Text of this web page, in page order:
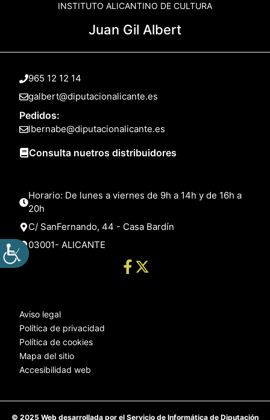
INSTITUTO ALICANTINO DE CULTURA
Juan Gil Albert
965 12 12 14
galbert@diputacionalicante.es
Pedidos:
lbernabe@diputacionalicante.es
Consulta nuetros distribuidores
Horario: De lunes a viernes de 9h a 14h y de 16h a
20h
C/ SanFernando, 44 - Casa Bardín
03001- ALICANTE
Aviso legal
Política de privacidad
Política de cookies
Mapa del sitio
Accesibilidad web
© 2025 Web desarrollada por el Servicio de Informática de Diputación